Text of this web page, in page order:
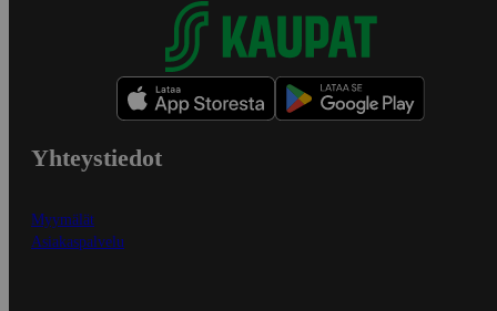
Yhteystiedot
Myymälät
Asiakaspalvelu